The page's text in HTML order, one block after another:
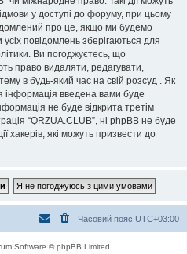
у доступі до форуму, при цьому
про це, якщо ми будемо
повідомлень зберігаються для
Ви погоджуєтесь, що
право видаляти, редагувати,
в будь-який час на свій розсуд . Як
інформація введена вами буде
не буде відкрита третім
“QRZUA.CLUB”, ні phpBB не буде
хакерів, які можуть призвести до
Часовий пояс UTC+03:00
Software © phpBB Limited